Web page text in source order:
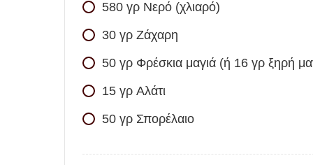
580 γρ Νερό (χλιαρό)
30 γρ Ζάχαρη
50 γρ Φρέσκια μαγιά (ή 16 γρ ξηρή
15 γρ Αλάτι
50 γρ Σπορέλαιο